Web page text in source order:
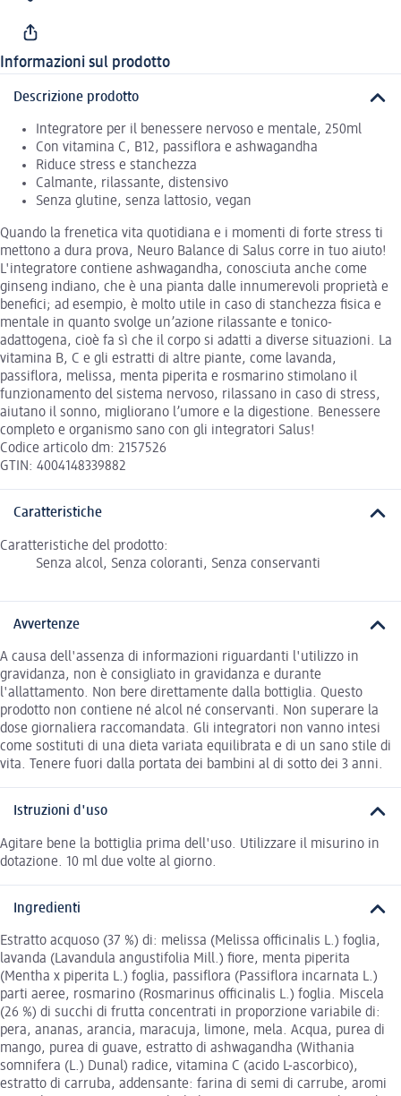
Informazioni sul prodotto
Descrizione prodotto
Integratore per il benessere nervoso e mentale, 250ml
Con vitamina C, B12, passiflora e ashwagandha
Riduce stress e stanchezza
Calmante, rilassante, distensivo
Senza glutine, senza lattosio, vegan
Quando la frenetica vita quotidiana e i momenti di forte stress ti
mettono a dura prova, Neuro Balance di Salus corre in tuo aiuto!
L'integratore contiene ashwagandha, conosciuta anche come
ginseng indiano, che è una pianta dalle innumerevoli proprietà e
benefici; ad esempio, è molto utile in caso di stanchezza fisica e
mentale in quanto svolge un’azione rilassante e tonico-
adattogena, cioè fa sì che il corpo si adatti a diverse situazioni. La
vitamina B, C e gli estratti di altre piante, come lavanda,
passiflora, melissa, menta piperita e rosmarino stimolano il
funzionamento del sistema nervoso, rilassano in caso di stress,
aiutano il sonno, migliorano l’umore e la digestione. Benessere
completo e organismo sano con gli integratori Salus!
Codice articolo dm: 2157526
GTIN: 4004148339882
Caratteristiche
Caratteristiche del prodotto:
Senza alcol, Senza coloranti, Senza conservanti
Avvertenze
A causa dell'assenza di informazioni riguardanti l'utilizzo in
gravidanza, non è consigliato in gravidanza e durante
l'allattamento. Non bere direttamente dalla bottiglia. Questo
prodotto non contiene né alcol né conservanti. Non superare la
dose giornaliera raccomandata. Gli integratori non vanno intesi
come sostituti di una dieta variata equilibrata e di un sano stile di
vita. Tenere fuori dalla portata dei bambini al di sotto dei 3 anni.
Istruzioni d'uso
Agitare bene la bottiglia prima dell'uso. Utilizzare il misurino in
dotazione. 10 ml due volte al giorno.
Ingredienti
Estratto acquoso (37 %) di: melissa (Melissa officinalis L.) foglia,
lavanda (Lavandula angustifolia Mill.) fiore, menta piperita
(Mentha x piperita L.) foglia, passiflora (Passiflora incarnata L.)
parti aeree, rosmarino (Rosmarinus officinalis L.) foglia. Miscela
(26 %) di succhi di frutta concentrati in proporzione variabile di:
pera, ananas, arancia, maracuja, limone, mela. Acqua, purea di
mango, purea di guave, estratto di ashwagandha (Withania
somnifera (L.) Dunal) radice, vitamina C (acido L-ascorbico),
estratto di carruba, addensante: farina di semi di carrube, aromi